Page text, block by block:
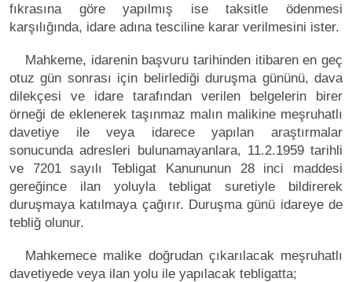
fıkrasına göre yapılmış ise taksitle ödenmesi
karşılığında, idare adına tesciline karar verilmesini ister.
Mahkeme, idarenin başvuru tarihinden itibaren en geç
otuz gün sonrası için belirlediği duruşma gününü, dava
dilekçesi ve idare tarafından verilen belgelerin birer
örneği de eklenerek taşınmaz malın malikine meşruhatlı
davetiye ile veya idarece yapılan araştırmalar
sonucunda adresleri bulunamayanlara, 11.2.1959 tarihli
ve 7201 sayılı Tebligat Kanununun 28 inci maddesi
gereğince ilan yoluyla tebligat suretiyle bildirerek
duruşmaya katılmaya çağırır. Duruşma günü idareye de
tebliğ olunur.
Mahkemece malike doğrudan çıkarılacak meşruhatlı
davetiyede veya ilan yolu ile yapılacak tebligatta;